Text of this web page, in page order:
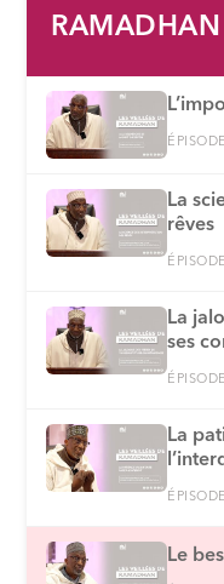
La
rêves
La
ses
La
Le